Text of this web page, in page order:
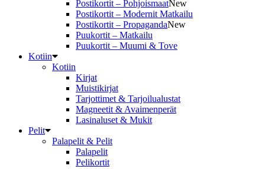
Postikortit – PohjoismaatNew
Postikortit – Modernit Matkailu
Postikortit – PropagandaNew
Puukortit – Matkailu
Puukortit – Muumi & Tove
Kotiin
Kotiin
Kirjat
Muistikirjat
Tarjottimet & Tarjoilualustat
Magneetit & Avaimenperät
Lasinaluset & Mukit
Pelit
Palapelit & Pelit
Palapelit
Pelikortit